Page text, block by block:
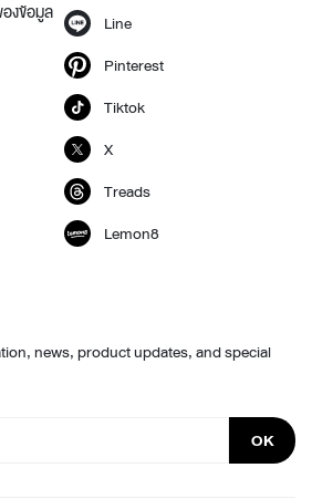
องข้อมูล
Line
Pinterest
Tiktok
X
Treads
Lemon8
news, product updates, and special
OK